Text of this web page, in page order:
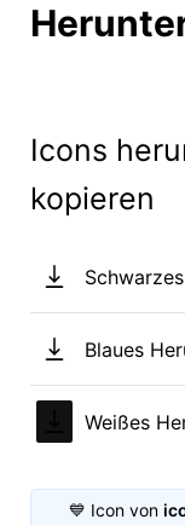
Icons
kopieren
Blaues
Weißes
💙 Icon von